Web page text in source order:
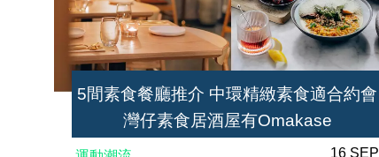
5間素食餐廳推介 中環精緻素食適合約會
灣仔素食居酒屋有Omakase
16 SEP